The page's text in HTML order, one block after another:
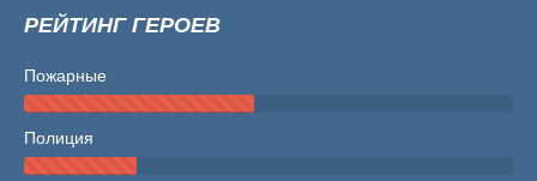
РЕЙТИНГ ГЕРОЕВ
Пожарные
Полиция